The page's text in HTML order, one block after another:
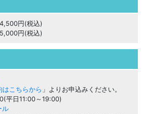
円(税込)
円(税込)
こちらから 」よりお申込みください。
平日11:00～19:00)
ル